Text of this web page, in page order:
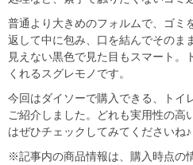
普通より大きめのフォルムで、ゴミ
返して中に包み、口を結んでそのま
見えない黒色で見た目もスマート。
くれるスグレモノです。
今回はダイソーで購入できる、トイ
ご紹介しました。どれも実用性の高
はぜひチェックしてみてくださいね♪
※記事内の商品情報は、購入時点の